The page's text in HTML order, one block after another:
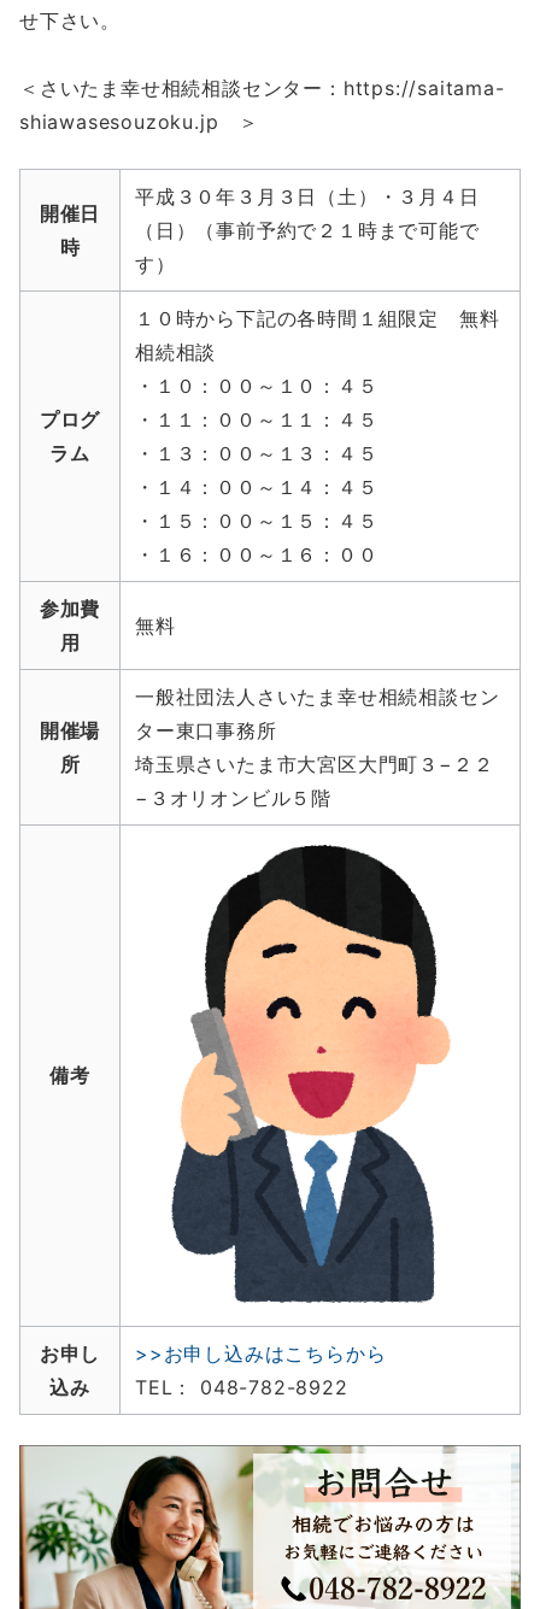
せ下さい。
＜さいたま幸せ相続相談センター：https://saitama-
shiawasesouzoku.jp ＞
開催日
時
平成３０年３月３日（土）・３月４日
（日）（事前予約で２１時まで可能で
す）
プログ
ラム
１０時から下記の各時間１組限定 無料
相続相談
・１０：００～１０：４５
・１１：００～１１：４５
・１３：００～１３：４５
・１４：００～１４：４５
・１５：００～１５：４５
・１６：００～１６：００
参加費
用
無料
開催場
所
一般社団法人さいたま幸せ相続相談セン
ター東口事務所
埼玉県さいたま市大宮区大門町３−２２
−３オリオンビル５階
備考
お申し
込み
>>お申し込みはこちらから
TEL： 048-782-8922